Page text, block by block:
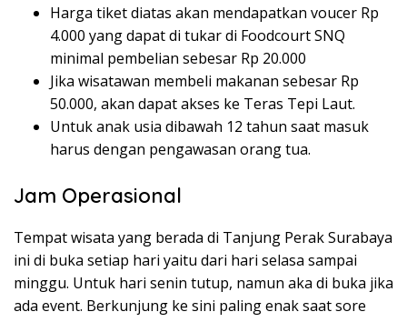
Harga tiket diatas akan mendapatkan voucer Rp
4.000 yang dapat di tukar di Foodcourt SNQ
minimal pembelian sebesar Rp 20.000
Jika wisatawan membeli makanan sebesar Rp
50.000, akan dapat akses ke Teras Tepi Laut.
Untuk anak usia dibawah 12 tahun saat masuk
harus dengan pengawasan orang tua.
Jam Operasional
Tempat wisata yang berada di Tanjung Perak Surabaya
ini di buka setiap hari yaitu dari hari selasa sampai
minggu. Untuk hari senin tutup, namun aka di buka jika
ada event. Berkunjung ke sini paling enak saat sore